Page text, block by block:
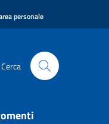
personale
Cerca